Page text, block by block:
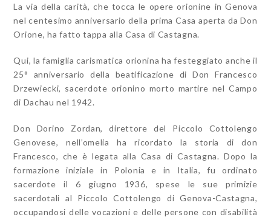
La via della carità, che tocca le opere orionine in Genova
nel centesimo anniversario della prima Casa aperta da Don
Orione, ha fatto tappa alla Casa di Castagna.
Qui, la famiglia carismatica orionina ha festeggiato anche il
25° anniversario della beatificazione di Don Francesco
Drzewiecki, sacerdote orionino morto martire nel Campo
di Dachau nel 1942.
Don Dorino Zordan, direttore del Piccolo Cottolengo
Genovese, nell’omelia ha ricordato la storia di don
Francesco, che è legata alla Casa di Castagna. Dopo la
formazione iniziale in Polonia e in Italia, fu ordinato
sacerdote il 6 giugno 1936, spese le sue primizie
sacerdotali al Piccolo Cottolengo di Genova-Castagna,
occupandosi delle vocazioni e delle persone con disabilità